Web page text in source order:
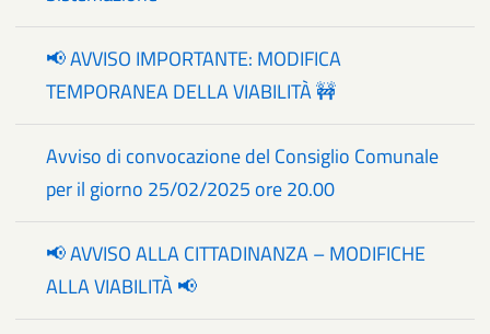
📢 AVVISO IMPORTANTE: MODIFICA
TEMPORANEA DELLA VIABILITÀ 🚧
Avviso di convocazione del Consiglio Comunale
per il giorno 25/02/2025 ore 20.00
📢 AVVISO ALLA CITTADINANZA – MODIFICHE
ALLA VIABILITÀ 📢